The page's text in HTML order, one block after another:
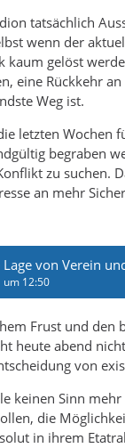
tatsächlich
wenn der
kaum gelöst
eine Rückkehr
Weg ist.
letzten Wochen
begraben
zu suchen.
an mehr
von Verein
um 12:50
Frust und den
heute abend
von
keinen Sinn
die
in ihrem